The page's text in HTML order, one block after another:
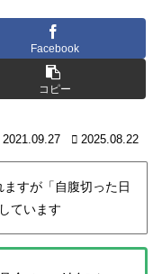
Facebook
コピー
2021.09.27 2025.08.22
すが「自腹切った日
ています